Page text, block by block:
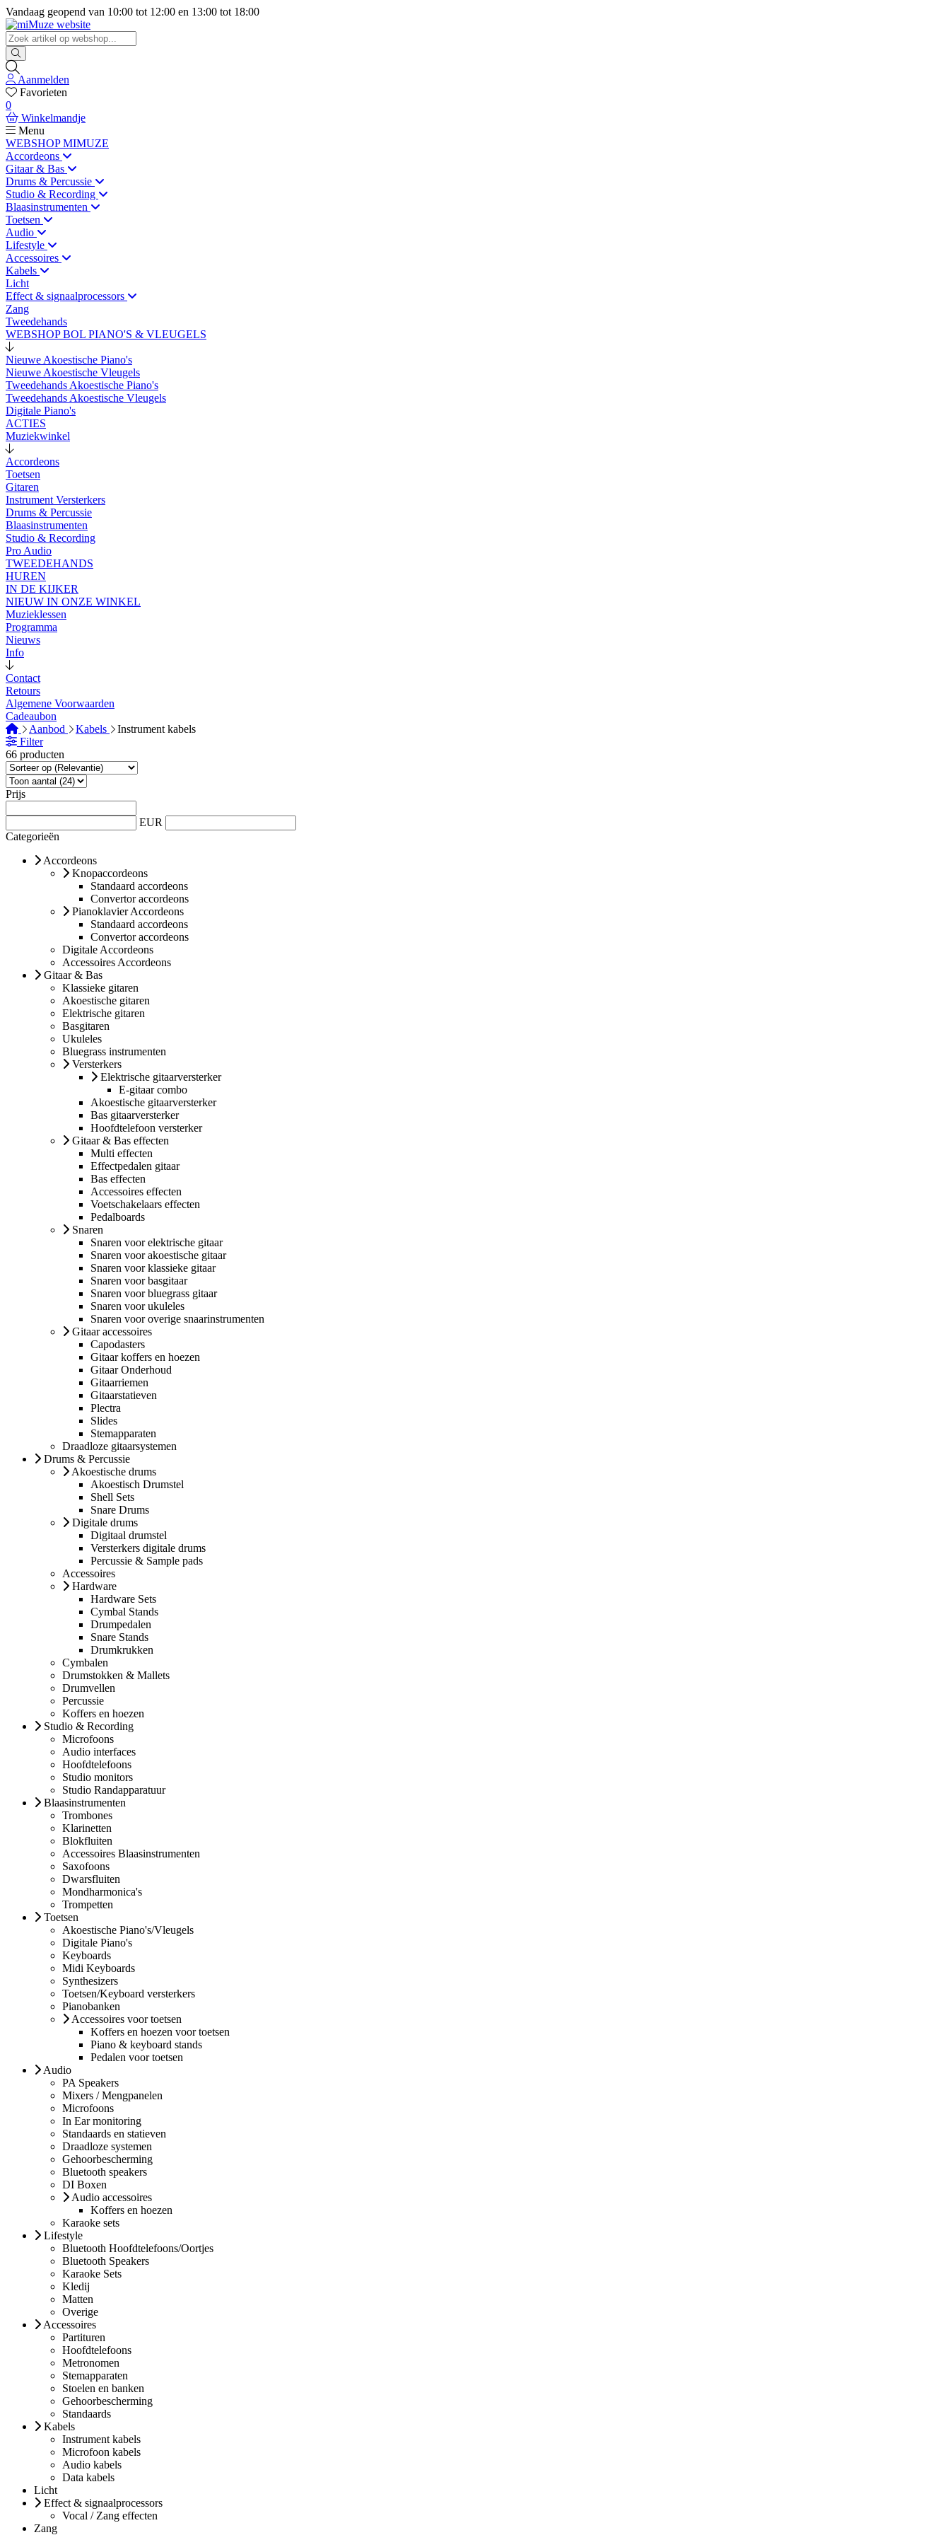
Vandaag geopend van 10:00 tot 12:00 en 13:00 tot 18:00
Aanmelden
Favorieten
0
Winkelmandje
Menu
WEBSHOP MIMUZE
Accordeons
Gitaar & Bas
Drums & Percussie
Studio & Recording
Blaasinstrumenten
Toetsen
Audio
Lifestyle
Accessoires
Kabels
Licht
Effect & signaalprocessors
Zang
Tweedehands
WEBSHOP BOL PIANO'S & VLEUGELS
Nieuwe Akoestische Piano's
Nieuwe Akoestische Vleugels
Tweedehands Akoestische Piano's
Tweedehands Akoestische Vleugels
Digitale Piano's
ACTIES
Muziekwinkel
Accordeons
Toetsen
Gitaren
Instrument Versterkers
Drums & Percussie
Blaasinstrumenten
Studio & Recording
Pro Audio
TWEEDEHANDS
HUREN
IN DE KIJKER
NIEUW IN ONZE WINKEL
Muzieklessen
Programma
Nieuws
Info
Contact
Retours
Algemene Voorwaarden
Cadeaubon
Aanbod
Kabels
Instrument kabels
Filter
66 producten
Prijs
EUR
Categorieën
Accordeons
Knopaccordeons
Standaard accordeons
Convertor accordeons
Pianoklavier Accordeons
Standaard accordeons
Convertor accordeons
Digitale Accordeons
Accessoires Accordeons
Gitaar & Bas
Klassieke gitaren
Akoestische gitaren
Elektrische gitaren
Basgitaren
Ukuleles
Bluegrass instrumenten
Versterkers
Elektrische gitaarversterker
E-gitaar combo
Akoestische gitaarversterker
Bas gitaarversterker
Hoofdtelefoon versterker
Gitaar & Bas effecten
Multi effecten
Effectpedalen gitaar
Bas effecten
Accessoires effecten
Voetschakelaars effecten
Pedalboards
Snaren
Snaren voor elektrische gitaar
Snaren voor akoestische gitaar
Snaren voor klassieke gitaar
Snaren voor basgitaar
Snaren voor bluegrass gitaar
Snaren voor ukuleles
Snaren voor overige snaarinstrumenten
Gitaar accessoires
Capodasters
Gitaar koffers en hoezen
Gitaar Onderhoud
Gitaarriemen
Gitaarstatieven
Plectra
Slides
Stemapparaten
Draadloze gitaarsystemen
Drums & Percussie
Akoestische drums
Akoestisch Drumstel
Shell Sets
Snare Drums
Digitale drums
Digitaal drumstel
Versterkers digitale drums
Percussie & Sample pads
Accessoires
Hardware
Hardware Sets
Cymbal Stands
Drumpedalen
Snare Stands
Drumkrukken
Cymbalen
Drumstokken & Mallets
Drumvellen
Percussie
Koffers en hoezen
Studio & Recording
Microfoons
Audio interfaces
Hoofdtelefoons
Studio monitors
Studio Randapparatuur
Blaasinstrumenten
Trombones
Klarinetten
Blokfluiten
Accessoires Blaasinstrumenten
Saxofoons
Dwarsfluiten
Mondharmonica's
Trompetten
Toetsen
Akoestische Piano's/Vleugels
Digitale Piano's
Keyboards
Midi Keyboards
Synthesizers
Toetsen/Keyboard versterkers
Pianobanken
Accessoires voor toetsen
Koffers en hoezen voor toetsen
Piano & keyboard stands
Pedalen voor toetsen
Audio
PA Speakers
Mixers / Mengpanelen
Microfoons
In Ear monitoring
Standaards en statieven
Draadloze systemen
Gehoorbescherming
Bluetooth speakers
DI Boxen
Audio accessoires
Koffers en hoezen
Karaoke sets
Lifestyle
Bluetooth Hoofdtelefoons/Oortjes
Bluetooth Speakers
Karaoke Sets
Kledij
Matten
Overige
Accessoires
Partituren
Hoofdtelefoons
Metronomen
Stemapparaten
Stoelen en banken
Gehoorbescherming
Standaards
Kabels
Instrument kabels
Microfoon kabels
Audio kabels
Data kabels
Licht
Effect & signaalprocessors
Vocal / Zang effecten
Zang